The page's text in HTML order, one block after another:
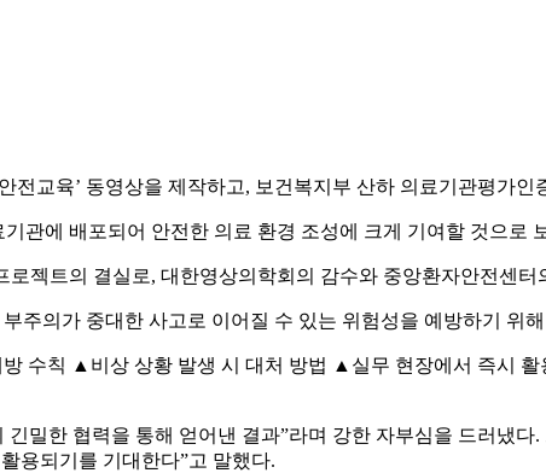
전교육’ 동영상을 제작하고, 보건복지부 산하 의료기관평가
관에 배포되어 안전한 의료 환경 조성에 크게 기여할 것으로
젝트의 결실로, 대한영상의학회의 감수와 중앙환자안전센
주의가 중대한 사고로 이어질 수 있는 위험성을 예방하기 위
수칙 ▲비상 상황 발생 시 대처 방법 ▲실무 현장에서 즉시 활
밀한 협력을 통해 얻어낸 결과”라며 강한 자부심을 드러냈
용되기를 기대한다”고 말했다.